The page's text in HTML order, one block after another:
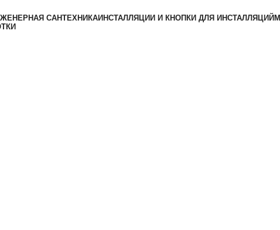
САНТЕХНИКАИНСТАЛЛЯЦИИ И КНОПКИ ДЛЯ ИНСТАЛЛЯЦИЙ